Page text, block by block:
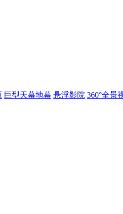
巨型天幕地幕 悬浮影院 360°全景